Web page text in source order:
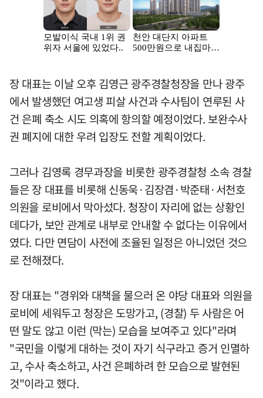
장 대표는 이날 오후 김영근 광주경찰청장을 만나 광주
에서 발생했던 여고생 피살 사건과 수사팀이 연루된 사
건 은폐 축소 시도 의혹에 항의할 예정이었다. 보완수사
권 폐지에 대한 우려 입장도 전할 계획이었다.
그러나 김영록 경무과장을 비롯한 광주경찰청 소속 경찰
들은 장 대표를 비롯해 신동욱·김장겸·박준태·서천호
의원을 로비에서 막아섰다. 청장이 자리에 없는 상황인
데다가, 보안 관계로 내부로 안내할 수 없다는 이유에서
였다. 다만 면담이 사전에 조율된 일정은 아니었던 것으
로 전해졌다.
장 대표는 "경위와 대책을 물으러 온 야당 대표와 의원을
로비에 세워두고 청장은 도망가고, (경찰) 두 사람은 어
떤 말도 않고 이런 (막는) 모습을 보여주고 있다"라며
"국민을 이렇게 대하는 것이 자기 식구라고 증거 인멸하
고, 수사 축소하고, 사건 은폐하려 한 모습으로 발현된
것"이라고 했다.